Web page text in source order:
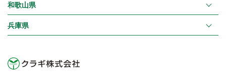
和歌山県
兵庫県